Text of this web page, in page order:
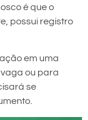
é que o
possui registro
em uma
ou para
se